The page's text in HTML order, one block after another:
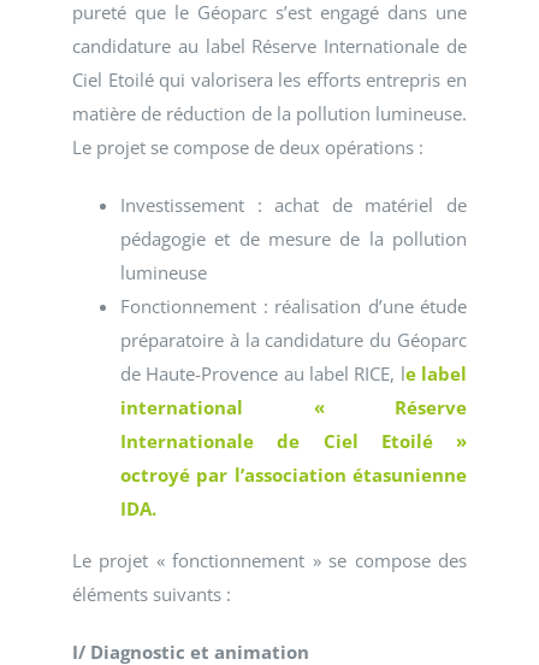
pureté que le Géoparc s’est engagé dans une
candidature au label Réserve Internationale de
Ciel Etoilé qui valorisera les efforts entrepris en
matière de réduction de la pollution lumineuse.
Le projet se compose de deux opérations :
Investissement : achat de matériel de
pédagogie et de mesure de la pollution
lumineuse
Fonctionnement : réalisation d’une étude
préparatoire à la candidature du Géoparc
de Haute-Provence au label RICE, le label
international « Réserve
Internationale de Ciel Etoilé »
octroyé par l’association étasunienne
IDA.
Le projet « fonctionnement » se compose des
éléments suivants :
I/ Diagnostic et animation